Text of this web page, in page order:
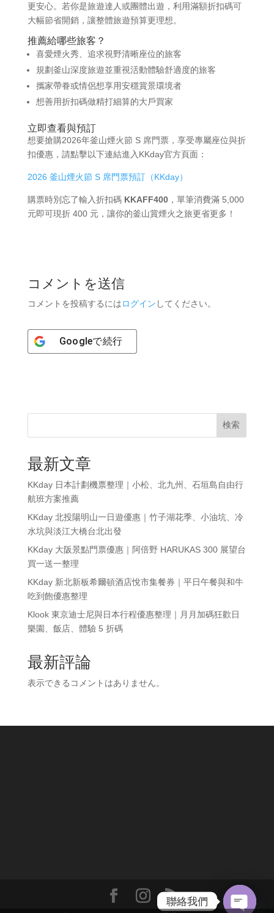
更安心。若你是旅遊達人或團體出遊，利用滿額折扣碼可
大幅節省開銷，讓整體旅遊預算更理想。
推薦給哪些旅客？
喜愛煙火秀、追求視野清晰座位的旅客
規劃釜山深度旅遊並重視活動體驗舒適度的旅客
攜家帶眷或情侶想享用安穩賞景環境者
想善用折扣碼做精打細算的大戶買家
立即查看與預訂
想要搶購2026年釜山煙火節 S 席門票，享受專屬座位與折
扣優惠，請點擊以下連結進入KKday官方頁面：
2026 釜山煙火節 S 席門票預訂（KKday）
購票時別忘了輸入折扣碼 KKAFF400，單筆消費滿 5,000
元即可現折 400 元，讓你的釜山賞煙火之旅更省更多！
コメントを送信
コメントを投稿するにはログイン してください。
Googleで続行
検索
最新文章
KKday 日本計劃機票整理｜小松、北九州、石垣島自由行
航班方案推薦
KKday 北投陽明山一日遊優惠｜竹子湖花季、小油坑、冷
水坑與淡江大橋台北出發
KKday 大阪景點門票優惠｜阿倍野 HARUKAS 300 展望台
買一送一整理
KKday 新北新板希爾頓酒店悅市集餐券｜平日午餐與和牛
吃到飽優惠整理
Klook 東京迪士尼與日本行程優惠整理｜月月加碼狂歡日
樂園、飯店、體驗 5 折碼
最新評論
表示できるコメントはありません。
聯絡我們